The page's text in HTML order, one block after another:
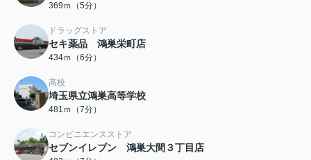
369ｍ（5分）
ドラッグストア
セキ薬品 鴻巣栄町店
434ｍ（6分）
高校
埼玉県立鴻巣高等学校
481ｍ（7分）
コンビニエンスストア
セブンイレブン 鴻巣大間３丁目店